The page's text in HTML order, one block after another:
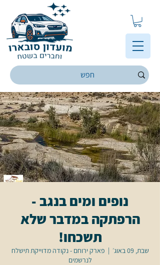
נופים ומים בנגב -
הרפתקה במדבר שלא
תשכחו!
שבת, 09 באוג׳
  |
פארק ירוחם - נקודה מדוייקת תישלח
לנרשמים